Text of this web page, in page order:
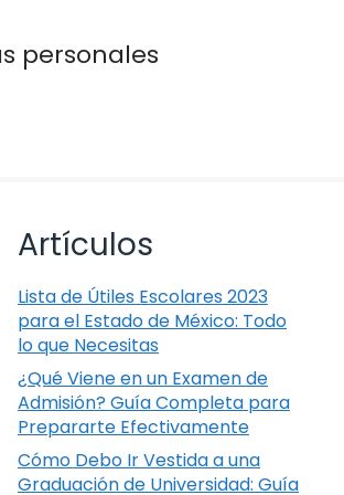
personales
Artículos
Lista de Útiles Escolares 2023
para el Estado de México: Todo
lo que Necesitas
¿Qué Viene en un Examen de
Admisión? Guía Completa para
Prepararte Efectivamente
Cómo Debo Ir Vestida a una
Graduación de Universidad: Guía